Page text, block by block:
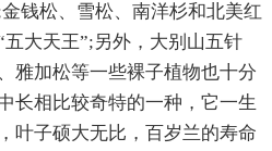
钱松、雪松、南洋杉和北美红
大天王”;另外，大别山五针
雅加松等一些裸子植物也十分
长相比较奇特的一种，它一生
叶子硕大无比，百岁兰的寿命